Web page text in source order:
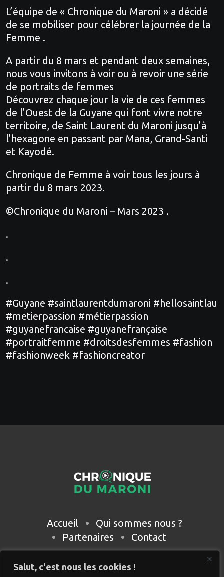
Salut, c'est nous les cookies !
L’équipe de « Chronique du Maroni » a décidé
de se mobiliser pour célébrer la journée de la
Femme .
A partir du 8 mars et pendant deux semaines,
nous vous invitons à voir ou à revoir une série
de portraits de femmes
Découvrez chaque jour la vie de ces femmes
de l’Ouest de la Guyane qui font vivre notre
territoire, de Saint Laurent du Maroni jusqu’à
l’hexagone en passant par Mana, Grand-Santi
et Kayodé.
Chronique de Femme à voir tous les jours à
partir du 8 mars 2023.
©Chronique du Maroni – Mars 2023 .
.
.
.
#Guyane #saintlaurentdumaroni #hellosaintlau
#metierpassion #métierpassion
#guyanefrancaise #guyanefrançaise
#portraitfemme #droitsdesfemmes #fashion
#fashionweek #fashioncreator
Accueil
Qui sommes nous ?
Partenaires
Contact